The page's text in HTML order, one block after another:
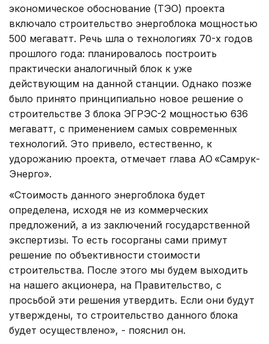
экономическое обоснование (ТЭО) проекта
включало строительство энергоблока мощностью
500 мегаватт. Речь шла о технологиях 70-х годов
прошлого года: планировалось построить
практически аналогичный блок к уже
действующим на данной станции. Однако позже
было принято принципиально новое решение о
строительстве 3 блока ЭГРЭС-2 мощностью 636
мегаватт, с применением самых современных
технологий. Это привело, естественно, к
удорожанию проекта, отмечает глава АО «Самрук-
Энерго».
«Стоимость данного энергоблока будет
определена, исходя не из коммерческих
предложений, а из заключений государственной
экспертизы. То есть госорганы сами примут
решение по объективности стоимости
строительства. После этого мы будем выходить
на нашего акционера, на Правительство, с
просьбой эти решения утвердить. Если они будут
утверждены, то строительство данного блока
будет осуществлено», - пояснил он.